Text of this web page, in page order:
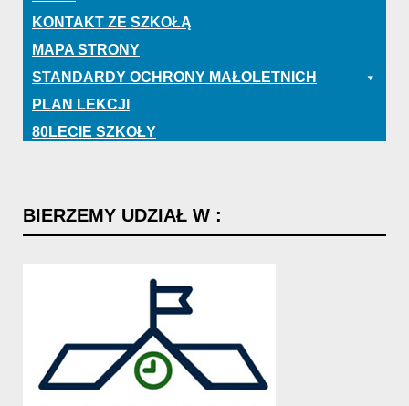
KONTAKT ZE SZKOŁĄ
MAPA STRONY
STANDARDY OCHRONY MAŁOLETNICH
PLAN LEKCJI
80LECIE SZKOŁY
BIERZEMY UDZIAŁ W :